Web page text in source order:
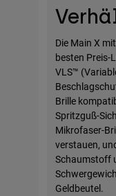
Die Main X
besten Preis-
VLS™
Brille
Spritzguß-
Mikrofaser-
verstauen,
Schaumstoff
Geldbeutel.